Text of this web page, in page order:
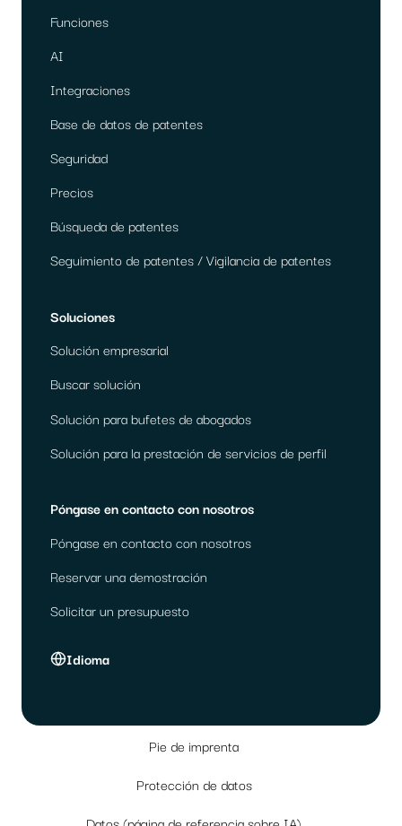
Funciones
AI
Integraciones
Base de datos de patentes
Seguridad
Precios
Búsqueda de patentes
Seguimiento de patentes / Vigilancia de patentes
Soluciones
Solución empresarial
Buscar solución
Solución para bufetes de abogados
Solución para la prestación de servicios de perfil
Póngase en contacto con nosotros
Póngase en contacto con nosotros
Reservar una demostración
Solicitar un presupuesto
Idioma
Pie de imprenta
Protección de datos